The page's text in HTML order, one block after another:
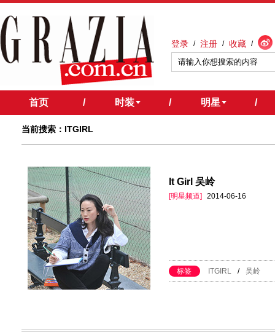
登录 / 注册 / 收藏 /
首页 / 时装 / 明星 /
当前搜索：ITGIRL
It Girl 吴岭
[明星频道] 2014-06-16
标签 ITGIRL / 吴岭